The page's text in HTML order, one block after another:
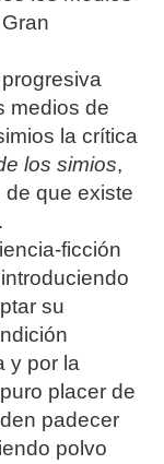
medios de
la crítica
los simios,
que existe
ficción
su
y por la
placer de
padecer
polvo